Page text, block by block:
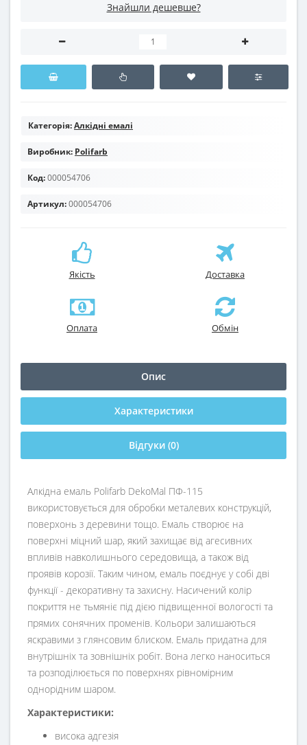
Знайшли дешевше?
Категорія:Алкідні емалі
Виробник: Polifarb
Код:000054706
Артикул:000054706
Якість Доставка
Оплата Обмін
Опис
Характеристики
Відгуки (0)
Алкідна емаль Polifarb DekoMal ПФ-115
використовується для обробки металевих конструкцій,
поверхонь з деревини тощо. Емаль створює на
поверхні міцний шар, який захищає від агесивних
впливів навколишнього середовища, а також від
проявів корозії. Таким чином, емаль поєднує у собі дві
функції - декоративну та захисну. Насичений колір
покриття не тьмяніє під дією підвищенної вологості та
прямих сонячних променів. Кольори залишаються
яскравими з глянсовим блиском. Емаль придатна для
внутрішніх та зовнішніх робіт. Вона легко наноситься
та розподілюється по поверхнях рівномірним
однорідним шаром.
Характеристики:
висока адгезія